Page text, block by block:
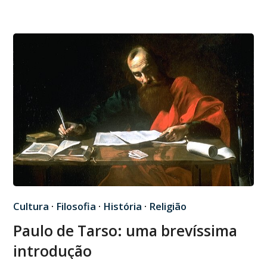
Cultura · Filosofia · História · Religião
Paulo de Tarso: uma brevíssima
introdução